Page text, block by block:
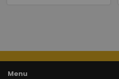
Menu